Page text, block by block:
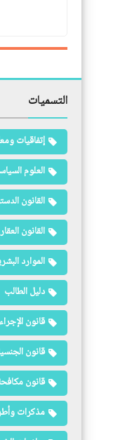
التسميات
إتفاقيات
العلوم
القانون
القانون
الموارد
دليل الطالب
قانون
قانون
قانون
مذكرات